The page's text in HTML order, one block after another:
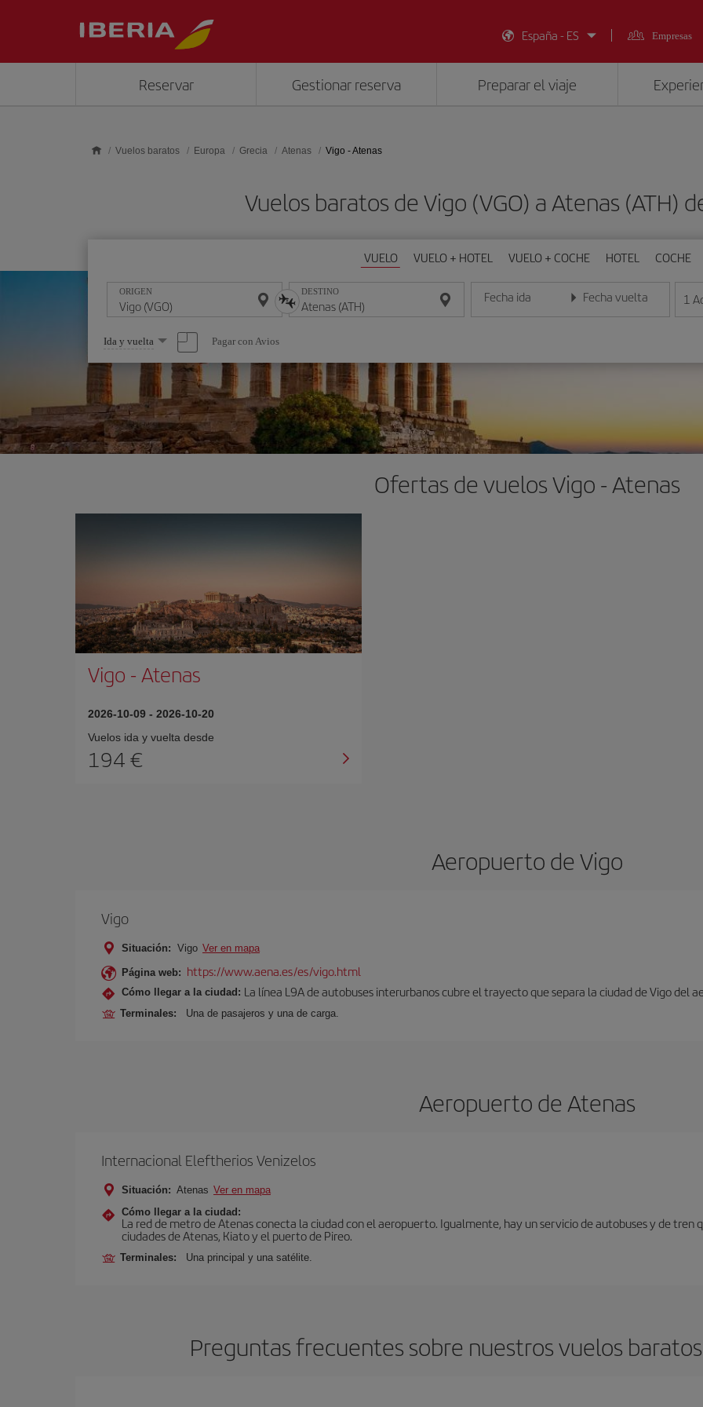
España - ES
Empresas
Reservar Gestionar reserva Preparar el viaje
Vuelos baratos Europa Grecia Atenas Vigo - Atenas
Vuelos baratos de Vigo (VGO) a Atenas (ATH)
VUELO VUELO + HOTEL VUELO + COCHE HOTEL COCHE
ORIGEN DESTINO Fecha ida
Introduce la fecha en formato día/mes/año
Fecha vuelta
Introduce la fecha en 1
Seleccione
una
opción
Ida y vuelta Pagar con Avios
Ofertas de vuelos Vigo - Atenas
Vigo -Atenas
2026-10-09 - 2026-10-20
Vuelos ida y vuelta desde
194 €
Aeropuerto de Vigo
Vigo
Situación: Vigo Ver en mapa
Página web: https://www.aena.es/es/vigo.html
Cómo llegar a la ciudad: La línea L9A de autobuses interurbanos cubre el trayecto que separa la ciudad de Vigo del
Terminales: Una de pasajeros y una de carga.
Aeropuerto de Atenas
Internacional Eleftherios Venizelos
Situación: Atenas Ver en mapa
Cómo llegar a la ciudad:
La red de metro de Atenas conecta la ciudad con el aeropuerto. Igualmente, hay un servicio de autobuses y de
ciudades de Atenas, Kiato y el puerto de Pireo.
Terminales: Una principal y una satélite.
Preguntas frecuentes sobre nuestros vuelos